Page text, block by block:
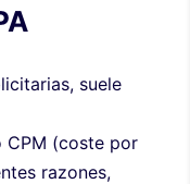
suele
CPM (coste por
razones,